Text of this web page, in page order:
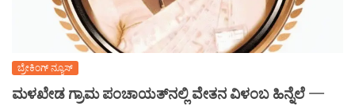
ಬ್ರೇಕಿಂಗ್ ನ್ಯೂಸ್
ಮಳಖೇಡ ಗ್ರಾಮ ಪಂಚಾಯತ್‌ನಲ್ಲಿ ವೇತನ ವಿಳಂಬ ಹಿನ್ನೆಲೆ —